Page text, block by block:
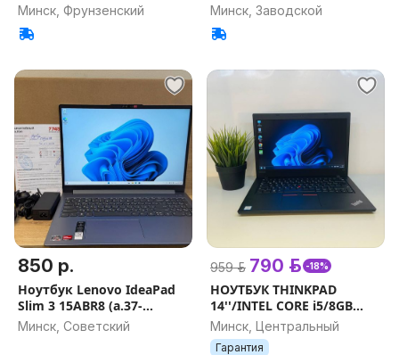
Минск, Фрунзенский Минск, Заводской
850 р.
Ноутбук Lenovo IdeaPad
Slim 3 15ABR8 (а.37-
051062)
Минск, Советский
959 р. 790 р. -18%
НОУТБУК THINKPAD
14''/INTEL CORE i5/8GB
DDR4/SSD 256GB/
ГАРАНТИЯ/ДОСТАВКА
Минск, Центральный
Гарантия